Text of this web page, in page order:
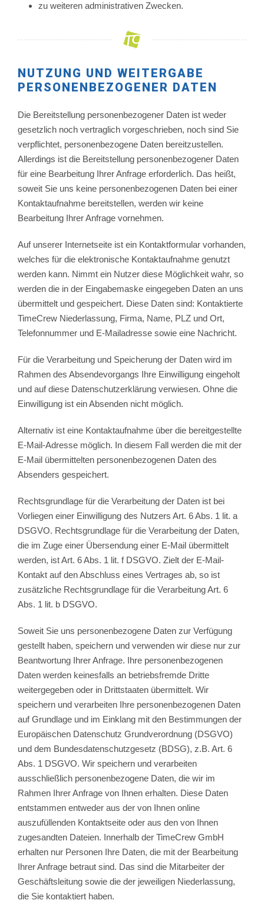
zu weiteren administrativen Zwecken.
NUTZUNG UND WEITERGABE
PERSONENBEZOGENER DATEN
Die Bereitstellung personenbezogener Daten ist weder
gesetzlich noch vertraglich vorgeschrieben, noch sind Sie
verpflichtet, personenbezogene Daten bereitzustellen.
Allerdings ist die Bereitstellung personenbezogener Daten
für eine Bearbeitung Ihrer Anfrage erforderlich. Das heißt,
soweit Sie uns keine personenbezogenen Daten bei einer
Kontaktaufnahme bereitstellen, werden wir keine
Bearbeitung Ihrer Anfrage vornehmen.
Auf unserer Internetseite ist ein Kontaktformular vorhanden,
welches für die elektronische Kontaktaufnahme genutzt
werden kann. Nimmt ein Nutzer diese Möglichkeit wahr, so
werden die in der Eingabemaske eingegeben Daten an uns
übermittelt und gespeichert. Diese Daten sind: Kontaktierte
TimeCrew Niederlassung, Firma, Name, PLZ und Ort,
Telefonnummer und E-Mailadresse sowie eine Nachricht.
Für die Verarbeitung und Speicherung der Daten wird im
Rahmen des Absendevorgangs Ihre Einwilligung eingeholt
und auf diese Datenschutzerklärung verwiesen. Ohne die
Einwilligung ist ein Absenden nicht möglich.
Alternativ ist eine Kontaktaufnahme über die bereitgestellte
E-Mail-Adresse möglich. In diesem Fall werden die mit der
E-Mail übermittelten personenbezogenen Daten des
Absenders gespeichert.
Rechtsgrundlage für die Verarbeitung der Daten ist bei
Vorliegen einer Einwilligung des Nutzers Art. 6 Abs. 1 lit. a
DSGVO. Rechtsgrundlage für die Verarbeitung der Daten,
die im Zuge einer Übersendung einer E-Mail übermittelt
werden, ist Art. 6 Abs. 1 lit. f DSGVO. Zielt der E-Mail-
Kontakt auf den Abschluss eines Vertrages ab, so ist
zusätzliche Rechtsgrundlage für die Verarbeitung Art. 6
Abs. 1 lit. b DSGVO.
Soweit Sie uns personenbezogene Daten zur Verfügung
gestellt haben, speichern und verwenden wir diese nur zur
Beantwortung Ihrer Anfrage. Ihre personenbezogenen
Daten werden keinesfalls an betriebsfremde Dritte
weitergegeben oder in Drittstaaten übermittelt. Wir
speichern und verarbeiten Ihre personenbezogenen Daten
auf Grundlage und im Einklang mit den Bestimmungen der
Europäischen Datenschutz Grundverordnung (DSGVO)
und dem Bundesdatenschutzgesetz (BDSG), z.B. Art. 6
Abs. 1 DSGVO. Wir speichern und verarbeiten
ausschließlich personenbezogene Daten, die wir im
Rahmen Ihrer Anfrage von Ihnen erhalten. Diese Daten
entstammen entweder aus der von Ihnen online
auszufüllenden Kontaktseite oder aus den von Ihnen
zugesandten Dateien. Innerhalb der TimeCrew GmbH
erhalten nur Personen Ihre Daten, die mit der Bearbeitung
Ihrer Anfrage betraut sind. Das sind die Mitarbeiter der
Geschäftsleitung sowie die der jeweiligen Niederlassung,
die Sie kontaktiert haben.